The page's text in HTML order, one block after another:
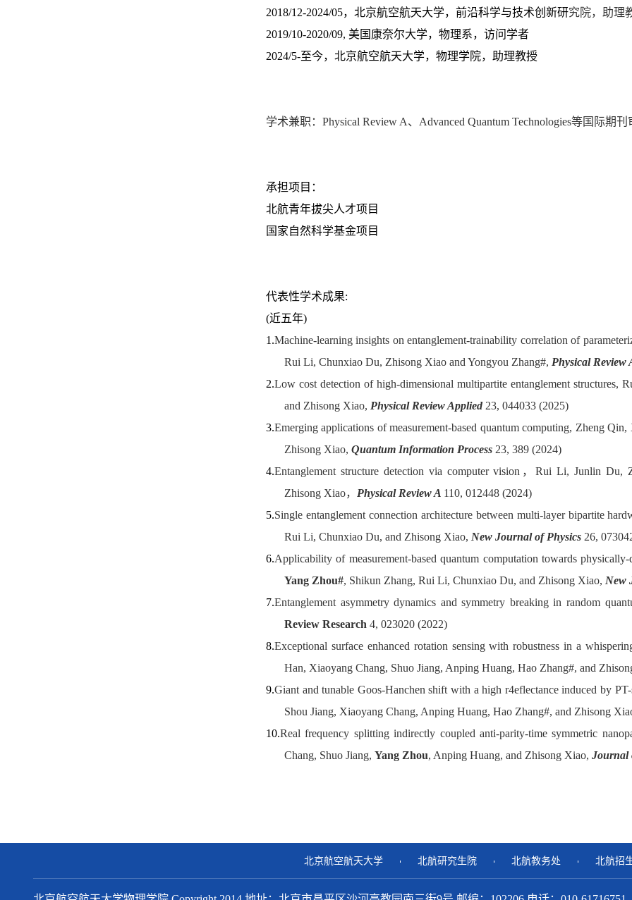
2018/12-2024/05，北京航空航天大学，前沿科学与技术创新研究院，助理
2019/10-2020/09, 美国康奈尔大学，物理系，访问学者
2024/5-至今，北京航空航天大学，物理学院，助理教授
学术兼职： Physical Review A、 Advanced Quantum Technologies等国际期刊
承担项目：
北航青年拔尖人才项目
国家自然科学基金项目
代表性学术成果:
(近五年)
1.Machine-learning insights on entanglement-trainability correlation of
Rui Li, Chunxiao Du, Zhisong Xiao and Yongyou Zhang#, Physical Review
2.Low cost detection of high-dimensional multipartite entanglement
and Zhisong Xiao, Physical Review Applied23, 044033 (2025)
3.Emerging applications of measurement-based quantum computing, Zheng
Zhisong Xiao, Quantum Information Process23, 389 (2024)
4.Entanglement structure detection via computer vision，Rui Li, Junlin
Zhisong Xiao， Physical Review A 110, 012448 (2024)
5.Single entanglement connection architecture between multi-layer bipartite
Rui Li, Chunxiao Du, and Zhisong Xiao, New Journal of Physics 26,
6.Applicability of measurement-based quantum computation towards
Yang Zhou#, Shikun Zhang, Rui Li, Chunxiao Du, and Zhisong Xiao, New
7.Entanglement asymmetry dynamics and symmetry breaking in random
Review Research 4, 023020 (2022)
8.Exceptional surface enhanced rotation sensing with robustness in a
Han, Xiaoyang Chang, Shuo Jiang, Anping Huang, Hao Zhang#, and
9.Giant and tunable Goos-Hanchen shift with a high r4eflectance induced by
Shou Jiang, Xiaoyang Chang, Anping Huang, Hao Zhang#, and Zhisong
10.Real frequency splitting indirectly coupled anti-parity-time symmetric
Chang, Shuo Jiang, Yang Zhou, Anping Huang, and Zhisong Xiao, Journal
北京航空航天大学 北航研究生院 北航教务处 北航招